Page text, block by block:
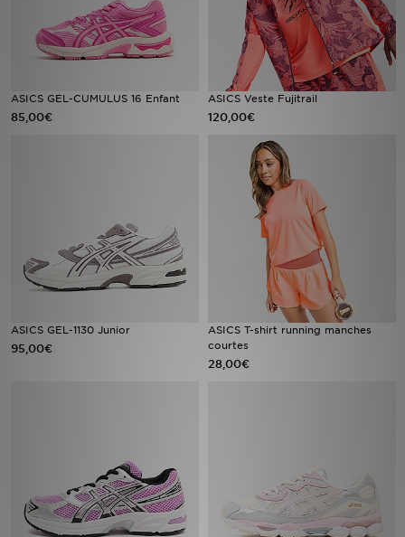
ASICS GEL-CUMULUS 16 Enfant
85,00€
ASICS Veste Fujitrail
120,00€
ASICS GEL-1130 Junior
95,00€
ASICS T-shirt running manches
courtes
28,00€
Suivre Ma Commande
Service client
Nos Magasins